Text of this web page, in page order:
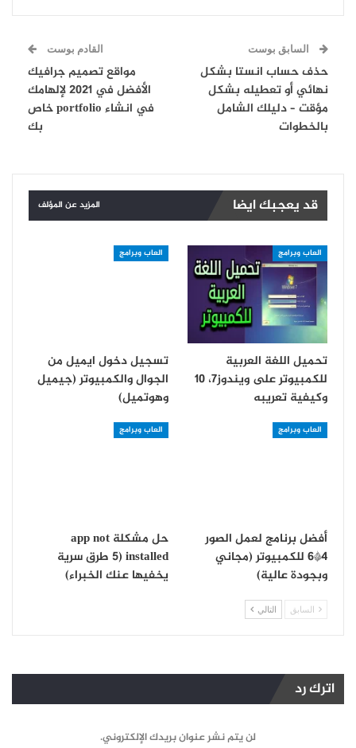
السابق بوست
حذف حساب انستا بشكل
نهائي أو تعطيله بشكل
مؤقت – دليلك الشامل
بالخطوات
القادم بوست
مواقع تصميم جرافيك
الأفضل في 2021 لإلهامك
في انشاء portfolio خاص
بك
قد يعجبك ايضا المزيد عن المؤلف
العاب وبرامج
تحميل اللغة العربية
للكمبيوتر على ويندوز7، 10
وكيفية تعريبه
العاب وبرامج
تسجيل دخول ايميل من
الجوال والكمبيوتر (جيميل
وهوتميل)
العاب وبرامج
أفضل برنامج لعمل الصور
4*6 للكمبيوتر (مجاني
وبجودة عالية)
العاب وبرامج
حل مشكلة app not
installed (5 طرق سرية
يخفيها عنك الخبراء)
السابق التالي
اترك رد
لن يتم نشر عنوان بريدك الإلكتروني.